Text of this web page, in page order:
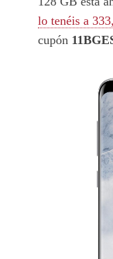
lo tenéis a
cupón